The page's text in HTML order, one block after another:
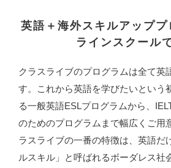
英語＋海外スキルアップ
ラインスクール
クラスライブのプログラムは全て英
す。これから英語を学びたいという
る一般英語ESLプログラムから、
のためのプログラムまで幅広くご用
ラスライブの一番の特徴は、英語だ
ルスキル」と呼ばれるボーダレス社